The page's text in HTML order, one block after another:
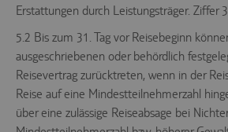
Erstattungen durch Leistungsträger. Ziffer
5.2 Bis zum 31. Tag vor Reisebeginn
ausgeschriebenen oder behördlich
Reisevertrag zurücktreten, wenn in der
Reise auf eine Mindestteilnehmerzahl
über eine zulässige Reiseabsage bei